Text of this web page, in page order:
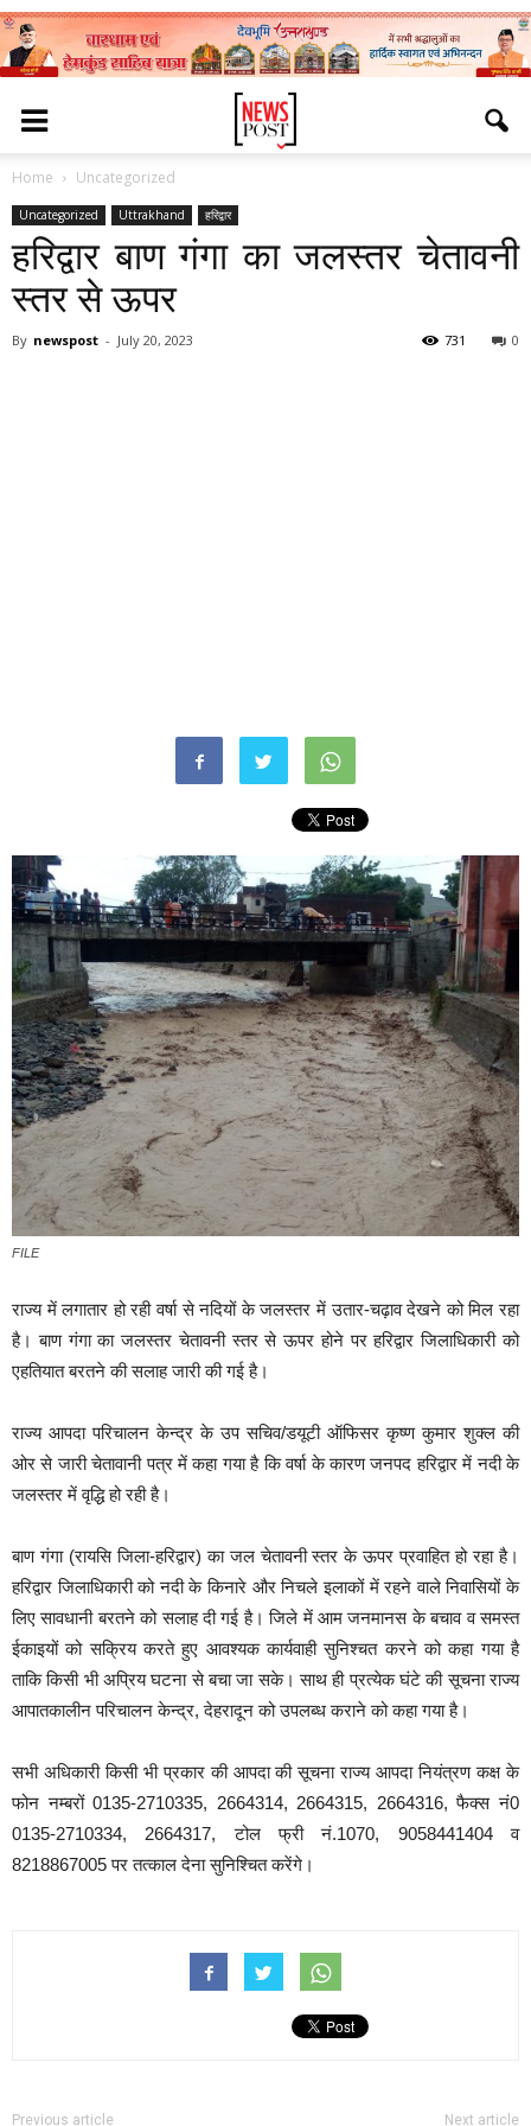
Home Uncategorized
Uncategorized Uttrakhand हरिद्वार
हरिद्वार बाण गंगा का जलस्तर चेतावनी
स्तर से ऊपर
By newspost - July 20, 2023 0
731
FILE
राज्य में लगातार हो रही वर्षा से नदियों के जलस्तर में उतार-चढ़ाव देखने को मिल रहा
है। बाण गंगा का जलस्तर चेतावनी स्तर से ऊपर होने पर हरिद्वार जिलाधिकारी को
एहतियात बरतने की सलाह जारी की गई है।
राज्य आपदा परिचालन केन्द्र के उप सचिव/डयूटी ऑफिसर कृष्ण कुमार शुक्ल की
ओर से जारी चेतावानी पत्र में कहा गया है कि वर्षा के कारण जनपद हरिद्वार में नदी के
जलस्तर में वृद्धि हो रही है।
बाण गंगा (रायसि जिला-हरिद्वार) का जल चेतावनी स्तर के ऊपर प्रवाहित हो रहा है।
हरिद्वार जिलाधिकारी को नदी के किनारे और निचले इलाकों में रहने वाले निवासियों के
लिए सावधानी बरतने को सलाह दी गई है। जिले में आम जनमानस के बचाव व समस्त
ईकाइयों को सक्रिय करते हुए आवश्यक कार्यवाही सुनिश्चत करने को कहा गया है
ताकि किसी भी अप्रिय घटना से बचा जा सके। साथ ही प्रत्येक घंटे की सूचना राज्य
आपातकालीन परिचालन केन्द्र, देहरादून को उपलब्ध कराने को कहा गया है।
सभी अधिकारी किसी भी प्रकार की आपदा की सूचना राज्य आपदा नियंत्रण कक्ष के
फोन नम्बरों 0135-2710335, 2664314, 2664315, 2664316, फैक्स नं0
0135-2710334, 2664317, टोल फ्री नं.1070, 9058441404 व
8218867005 पर तत्काल देना सुनिश्चित करेंगे।
Previous article Next article